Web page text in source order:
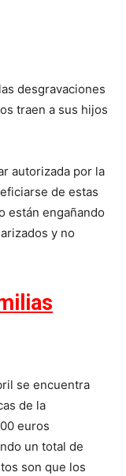
desgravaciones
traen a sus hijos
autorizada por la
de estas
están engañando
y no
se encuentra
de la
euros
un total de
son que los